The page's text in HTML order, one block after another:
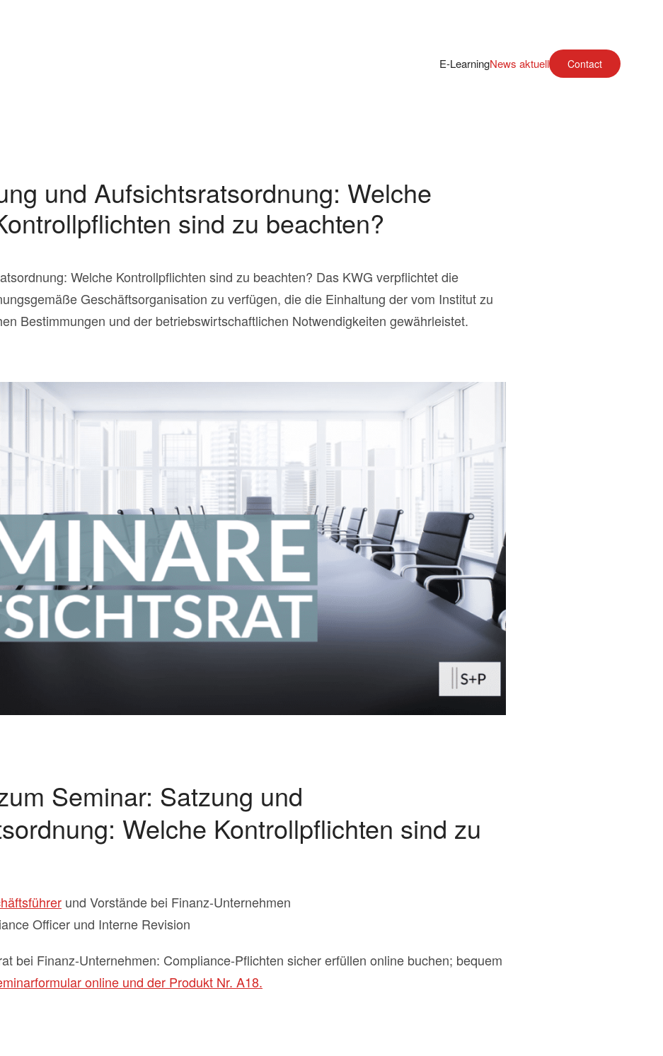
E-LearningNews aktuell Contact
und Aufsichtsratsordnung: Welche
sind zu beachten?
Welche Kontrollpflichten sind zu beachten? Das KWG verpflichtet die
Geschäftsorganisation zu verfügen, die die Einhaltung der vom Institut zu
Bestimmungen und der betriebswirtschaftlichen Notwendigkeiten gewährleistet.
Seminar: Satzung und
Welche Kontrollpflichten sind zu
und Vorstände bei Finanz-Unternehmen
Officer und Interne Revision
bei Finanz-Unternehmen: Compliance-Pflichten sicher erfüllen online buchen; bequem
online und der Produkt Nr. A18.